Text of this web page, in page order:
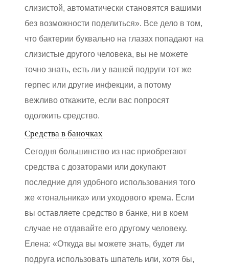
слизистой, автоматически становятся вашими
без возможности поделиться». Все дело в том,
что бактерии буквально на глазах попадают на
слизистые другого человека, вы не можете
точно знать, есть ли у вашей подруги тот же
герпес или другие инфекции, а потому
вежливо откажите, если вас попросят
одолжить средство.
Средства в баночках
Сегодня большинство из нас приобретают
средства с дозаторами или докупают
последние для удобного использования того
же «тональника» или уходового крема. Если
вы оставляете средство в банке, ни в коем
случае не отдавайте его другому человеку.
Елена: «Откуда вы можете знать, будет ли
подруга использовать шпатель или, хотя бы,